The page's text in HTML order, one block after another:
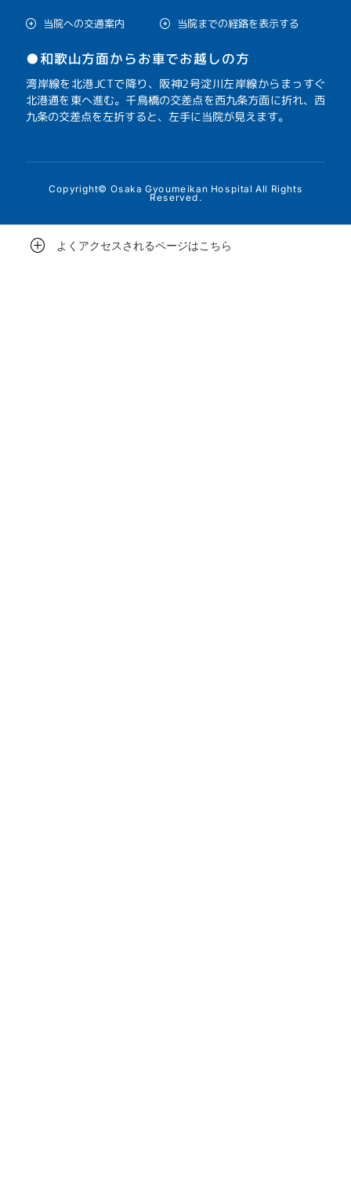
当院への交通案内 当院までの経路を表示する
●和歌山方面からお車でお越しの方
湾岸線を北港JCTで降り、阪神2号淀川左岸線からまっすぐ
北港通を東へ進む。千鳥橋の交差点を西九条方面に折れ、西
九条の交差点を左折すると、左手に当院が見えます。
Copyright© Osaka Gyoumeikan Hospital All Rights
Reserved.
よくアクセスされるページはこちら